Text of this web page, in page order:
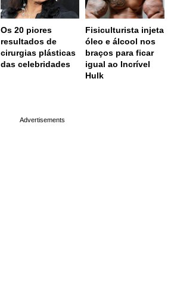
Os 20 piores
resultados de
cirurgias plásticas
das celebridades
Fisiculturista injeta
óleo e álcool nos
braços para ficar
igual ao Incrível
Hulk